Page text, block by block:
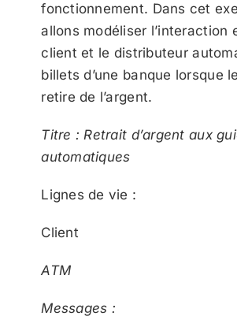
fonctionnement. Dans cet
allons modéliser l’interaction
client et le distributeur
billets d’une banque lorsque
retire de l’argent.
Titre : Retrait d’argent aux
automatiques
Lignes de vie :
Client
ATM
Messages :